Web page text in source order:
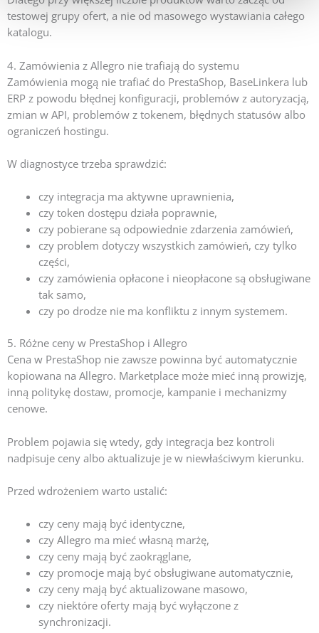
testowej grupy ofert, a nie od masowego wystawiania całego
katalogu.
4. Zamówienia z Allegro nie trafiają do systemu
Zamówienia mogą nie trafiać do PrestaShop, BaseLinkera lub
ERP z powodu błędnej konfiguracji, problemów z autoryzacją,
zmian w API, problemów z tokenem, błędnych statusów albo
ograniczeń hostingu.
W diagnostyce trzeba sprawdzić:
czy integracja ma aktywne uprawnienia,
czy token dostępu działa poprawnie,
czy pobierane są odpowiednie zdarzenia zamówień,
czy problem dotyczy wszystkich zamówień, czy tylko
części,
czy zamówienia opłacone i nieopłacone są obsługiwane
tak samo,
czy po drodze nie ma konfliktu z innym systemem.
5. Różne ceny w PrestaShop i Allegro
Cena w PrestaShop nie zawsze powinna być automatycznie
kopiowana na Allegro. Marketplace może mieć inną prowizję,
inną politykę dostaw, promocje, kampanie i mechanizmy
cenowe.
Problem pojawia się wtedy, gdy integracja bez kontroli
nadpisuje ceny albo aktualizuje je w niewłaściwym kierunku.
Przed wdrożeniem warto ustalić:
czy ceny mają być identyczne,
czy Allegro ma mieć własną marżę,
czy ceny mają być zaokrąglane,
czy promocje mają być obsługiwane automatycznie,
czy ceny mają być aktualizowane masowo,
czy niektóre oferty mają być wyłączone z
synchronizacji.